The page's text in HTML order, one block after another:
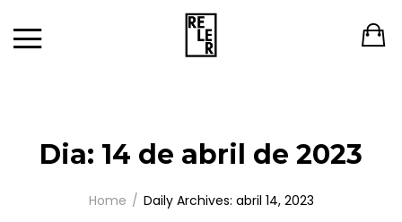
Dia: 14 de abril de 2023
Home Daily Archives: abril 14, 2023